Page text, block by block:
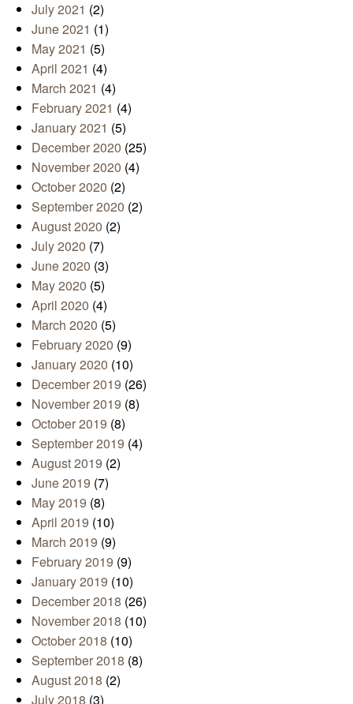
July 2021 (2)
June 2021 (1)
May 2021 (5)
April 2021 (4)
March 2021 (4)
February 2021 (4)
January 2021 (5)
December 2020 (25)
November 2020 (4)
October 2020 (2)
September 2020 (2)
August 2020 (2)
July 2020 (7)
June 2020 (3)
May 2020 (5)
April 2020 (4)
March 2020 (5)
February 2020 (9)
January 2020 (10)
December 2019 (26)
November 2019 (8)
October 2019 (8)
September 2019 (4)
August 2019 (2)
June 2019 (7)
May 2019 (8)
April 2019 (10)
March 2019 (9)
February 2019 (9)
January 2019 (10)
December 2018 (26)
November 2018 (10)
October 2018 (10)
September 2018 (8)
August 2018 (2)
July 2018 (3)